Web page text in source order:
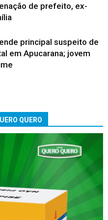
de prefeito, ex-
principal suspeito de
em Apucarana; jovem
QUERO